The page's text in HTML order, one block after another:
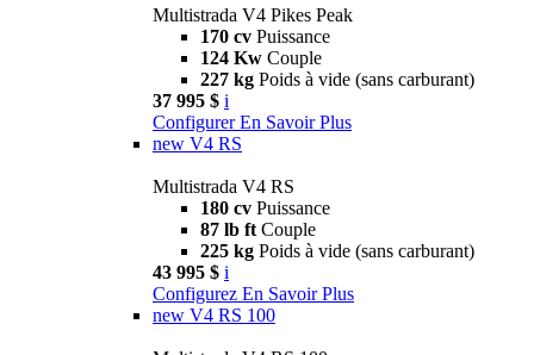
Multistrada V4 Pikes Peak
170 cv Puissance
124 Kw Couple
227 kg Poids à vide (sans carburant)
37 995 $ i
Configurer En Savoir Plus
new V4 RS
Multistrada V4 RS
180 cv Puissance
87 lb ft Couple
225 kg Poids à vide (sans carburant)
43 995 $ i
Configurez En Savoir Plus
new V4 RS 100